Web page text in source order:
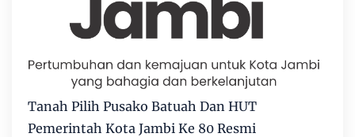
Tanah Pilih Pusako Batuah Dan HUT
Pemerintah Kota Jambi Ke 80 Resmi